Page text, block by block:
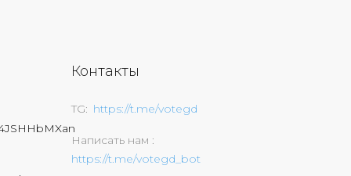
Контакты
TG https://t.me/votegd
Написать нам
https://t.me/votegd_bot